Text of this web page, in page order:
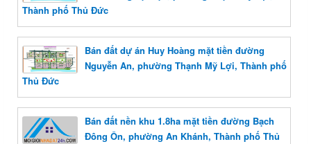
Thành phố Thủ Đức
Bán đất dự án Huy Hoàng mặt tiền đường
Nguyễn An, phường Thạnh Mỹ Lợi, Thành phố
Thủ Đức
Bán đất nền khu 1.8ha mặt tiền đường Bạch
Đông Ôn, phường An Khánh, Thành phố Thủ